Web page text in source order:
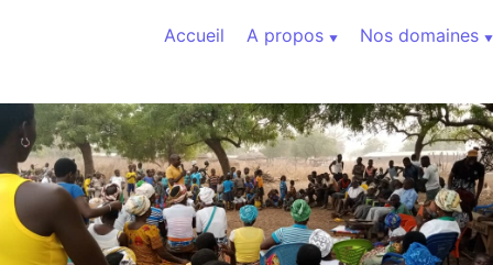
Accueil
A propos Nos domaines